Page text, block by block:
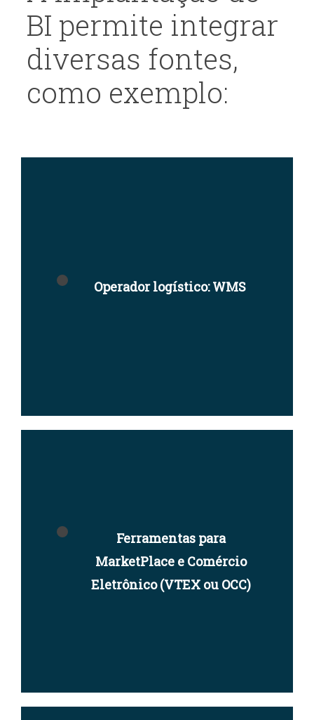
BI permite integrar
diversas fontes,
como exemplo:
Operador logístico: WMS
Ferramentas para
MarketPlace e Comércio
Eletrônico (VTEX ou OCC)